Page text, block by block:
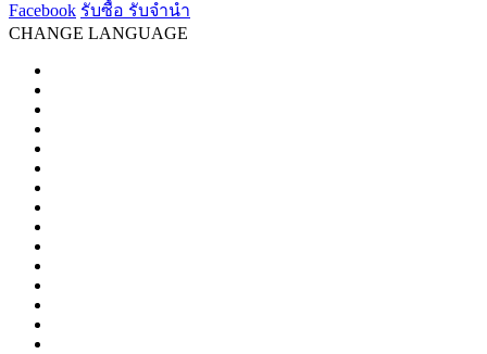
Facebook รับซื้อ รับจำนำ
CHANGE LANGUAGE